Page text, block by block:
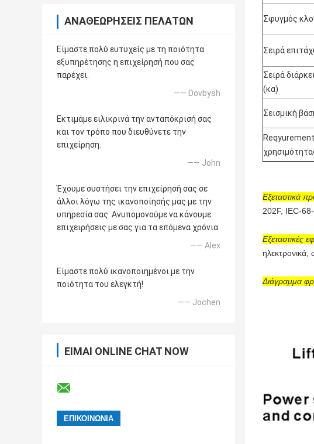
ΑΝΑΘΕΩΡΉΣΕΙΣ ΠΕΛΑΤΏΝ
Είμαστε πολύ ευτυχείς με τη ποιότητα
εξυπηρέτησης η επιχείρησή που σας
παρέχει.
—— Dovbysh
Εκτιμάμε ειλικρινά την ανταπόκρισή σας
και τον τρόπο που διευθύνετε την
επιχείρηση.
—— John
Έχουμε συστήσει την επιχείρησή σας σε
άλλοι λόγω της ικανοποίησής μας με την
υπηρεσία σας. Ανυπομονούμε να κάνουμε
επιχειρήσεις με σας για τα επόμενα χρόνια
—— Alex
Είμαστε πολύ ικανοποιημένοι με την
ποιότητα του ελεγκτή!
—— Jochen
ΕΊΜΑΙ ONLINE CHAT NOW
Σφυγμός
Σειρά
Σειρά
(κα)
Σεισμική
Εξεταστικά
202F, IEC-
Εξεταστικές
ηλεκτρονικά,
Διάγραμμα